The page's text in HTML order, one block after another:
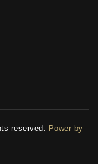
reserved. Power by